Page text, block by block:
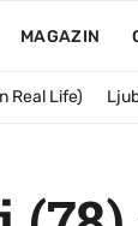
MAGAZIN
Real Life)